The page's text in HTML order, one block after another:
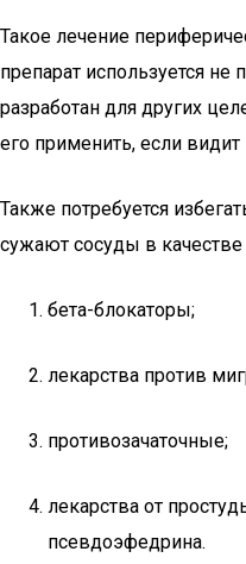
Такое лечение
препарат используется
разработан для других
его применить, если
Также потребуется
сужают сосуды в
бета-блокаторы;
лекарства против
противозачаточные;
лекарства от
псевдоэфедрина.